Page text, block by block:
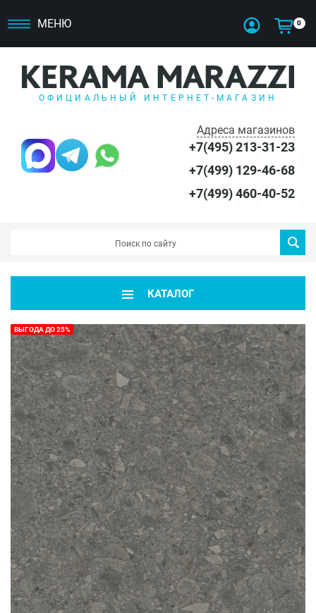
МЕНЮ 0
ОФИЦИАЛЬНЫЙ ИНТЕРНЕТ-МАГАЗИН
Адреса магазинов
+7(495) 213-31-23
+7(499) 129-46-68
+7(499) 460-40-52
КАТАЛОГ
ВЫГОДА ДО 25%